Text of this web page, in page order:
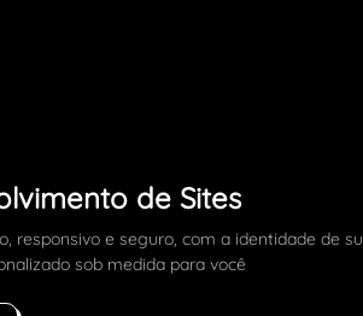
de Sites
responsivo e seguro, com a identidade de
sob medida para você